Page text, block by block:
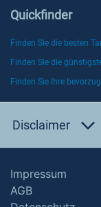
Quickfinder
Finden Sie die besten
Finden Sie die
Finden Sie Ihre
Disclaimer
Impressum
AGB